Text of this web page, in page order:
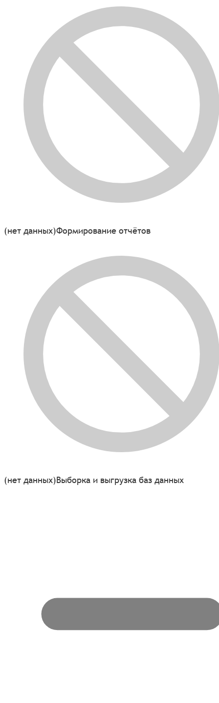
(нет данных)Формирование отчётов
(нет данных)Выборка и выгрузка баз данных